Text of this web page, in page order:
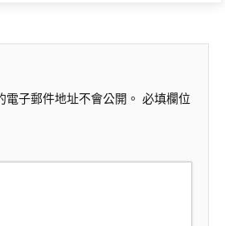
子郵件地址不會公開。 必填欄位